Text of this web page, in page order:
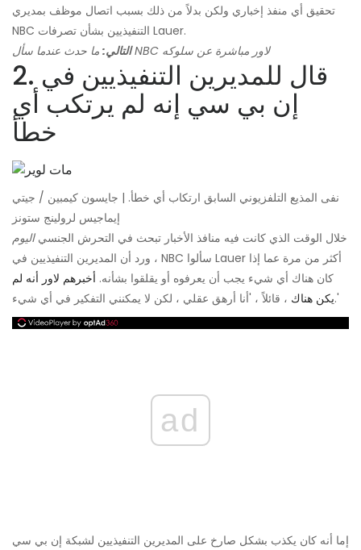
تحقيق أي منفذ إخباري ولكن بدلاً من ذلك بسبب اتصال موظف بمديري
NBC التنفيذيين بشأن تصرفات Lauer.
التالي:
ما حدث عندما سأل NBC لاور مباشرة عن سلوكه
2. قال للمديرين التنفيذيين في
إن بي سي إنه لم يرتكب أي
خطأ
نفى المذيع التلفزيوني السابق ارتكاب أي خطأ. | جايسون كيمبين / جيتي
إيماجيس لرولينج ستونز
خلال الوقت الذي كانت فيه منافذ الأخبار تبحث في التحرش الجنسياليوم
، ورد أن المديرين التنفيذيين في NBC سألوا Lauer أكثر من مرة عما إذا
كان هناك أي شيء يجب أن يعرفوه أو يقلقوا بشأنه. أخبرهم لاور أنه لم
يكن هناك، قائلاً ، 'أنا أرهق عقلي ، لكن لا يمكنني التفكير في أي شيء.'
ad
إما أنه كان يكذب بشكل صارخ على المديرين التنفيذيين لشبكة إن بي سي